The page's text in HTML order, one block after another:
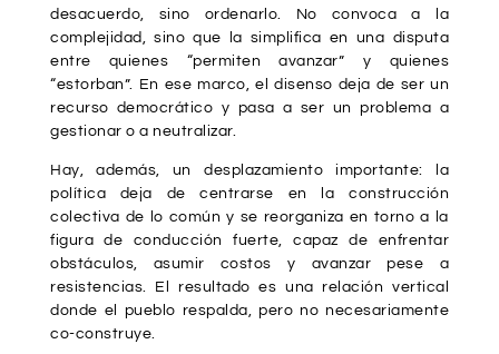
desacuerdo, sino ordenarlo. No convoca a la
complejidad, sino que la simplifica en una disputa
entre quienes “permiten avanzar” y quienes
“estorban”. En ese marco, el disenso deja de ser un
recurso democrático y pasa a ser un problema a
gestionar o a neutralizar.
Hay, además, un desplazamiento importante: la
política deja de centrarse en la construcción
colectiva de lo común y se reorganiza en torno a la
figura de conducción fuerte, capaz de enfrentar
obstáculos, asumir costos y avanzar pese a
resistencias. El resultado es una relación vertical
donde el pueblo respalda, pero no necesariamente
co-construye.